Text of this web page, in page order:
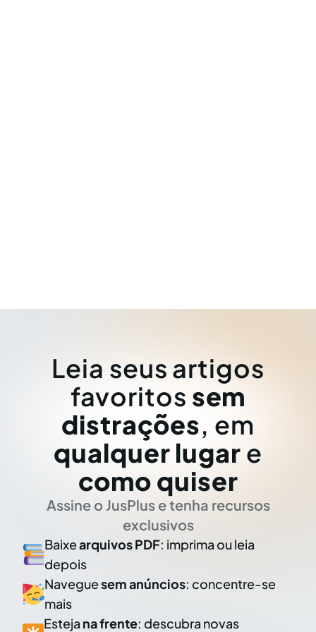
Leia seus artigos
favoritos sem
distrações, em
qualquer lugar e
como quiser
Assine o JusPlus e tenha recursos
exclusivos
Baixearquivos PDF: imprima ou leia
depois
Naveguesem anúncios: concentre-se
mais
Esteja na frente: descubra novas